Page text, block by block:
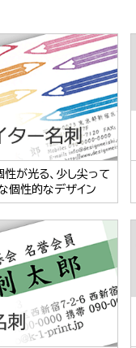
性が光る、少し尖って
個性的なデザイン